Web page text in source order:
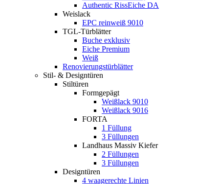
Authentic RissEiche DA
Weislack
EPC reinweiß 9010
TGL-Türblätter
Buche exklusiv
Eiche Premium
Weiß
Renovierungstürblätter
Stil- & Designtüren
Stiltüren
Formgepägt
Weißlack 9010
Weißlack 9016
FORTA
1 Füllung
3 Füllungen
Landhaus Massiv Kiefer
2 Füllungen
3 Füllungen
Designtüren
4 waagerechte Linien